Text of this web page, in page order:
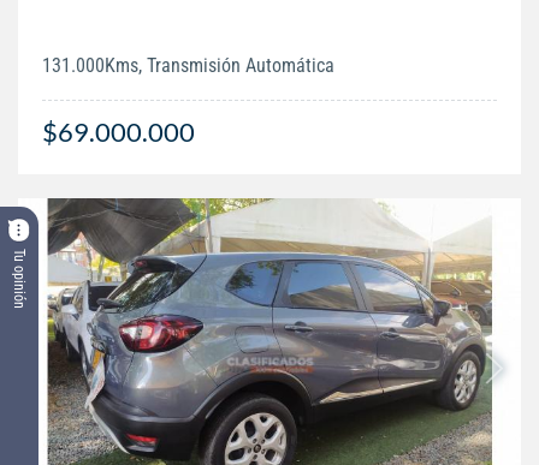
Tu opinión
131.000Kms, Transmisión Automática
$69.000.000